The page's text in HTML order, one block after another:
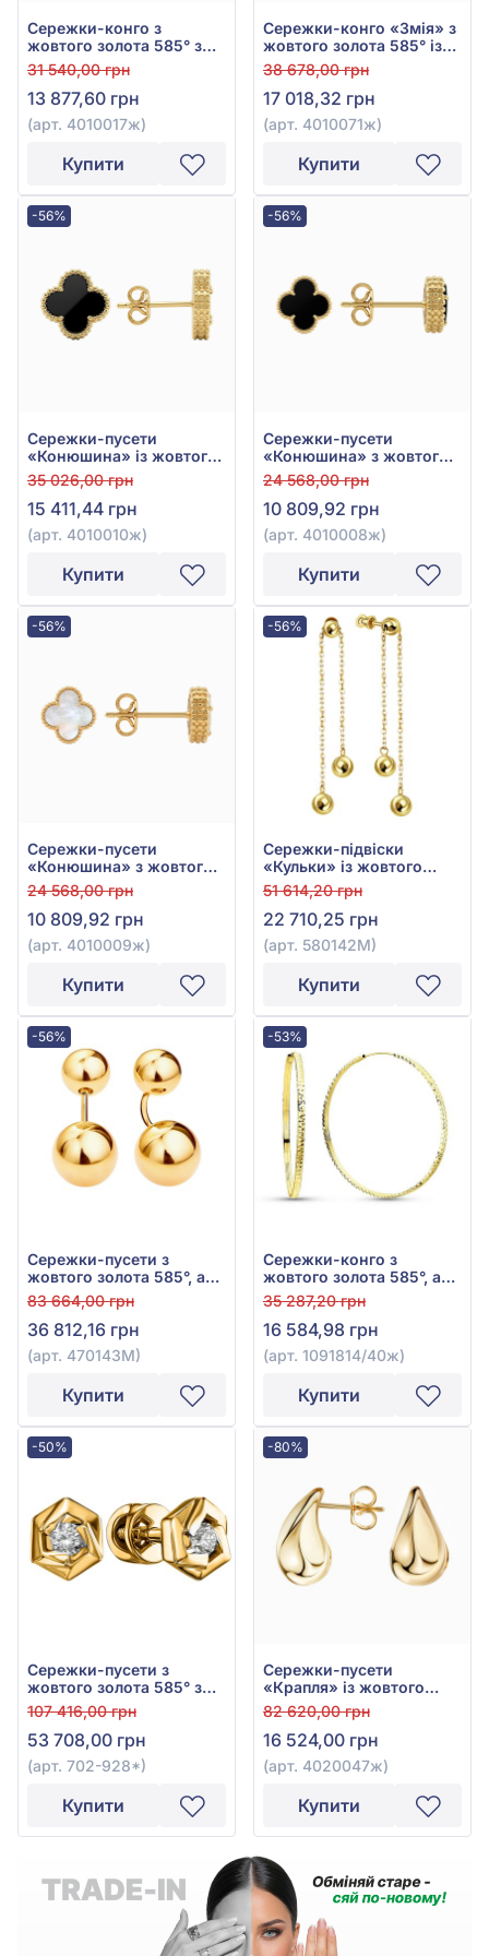
Сережки-конго з
жовтого золота 585° з
фіанітом/куб.цирконієм,
арт. 4010017ж
31 540,00 грн
13 877,60 грн
(арт. 4010017ж)
Купити
Сережки-конго «Змія» з
жовтого золота 585° із
зеленим фіанітом/
куб.цирконієм, арт.
4010071ж
38 678,00 грн
17 018,32 грн
(арт. 4010071ж)
Купити
-56%
Сережки-пусети
«Конюшина» із жовтого
золота 585° з Чорним
Оніксом, арт. 4010010ж
35 026,00 грн
15 411,44 грн
(арт. 4010010ж)
Купити
-56%
Сережки-пусети
«Конюшина» з жовтого
золота 585° з Чорним
Оніксом, арт. 4010008ж
24 568,00 грн
10 809,92 грн
(арт. 4010008ж)
Купити
-56%
Сережки-пусети
«Конюшина» з жовтого
золота 585° з
перламутром, арт.
4010009ж
24 568,00 грн
10 809,92 грн
(арт. 4010009ж)
Купити
-56%
Сережки-підвіски
«Кульки» із жовтого
золота 585°, без вставки,
арт. 580142М
51 614,20 грн
22 710,25 грн
(арт. 580142М)
Купити
-56%
Сережки-пусети з
жовтого золота 585°, арт.
470143М
83 664,00 грн
36 812,16 грн
(арт. 470143М)
Купити
-53%
Сережки-конго з
жовтого золота 585°, арт.
1091814/40ж
35 287,20 грн
16 584,98 грн
(арт. 1091814/40ж)
Купити
-50%
Сережки-пусети з
жовтого золота 585° з
діамантами 0,15ct, арт.
702-928*
107 416,00 грн
53 708,00 грн
(арт. 702-928*)
Купити
-80%
Сережки-пусети
«Крапля» із жовтого
золота 585°, арт.
4020047ж
82 620,00 грн
16 524,00 грн
(арт. 4020047ж)
Купити